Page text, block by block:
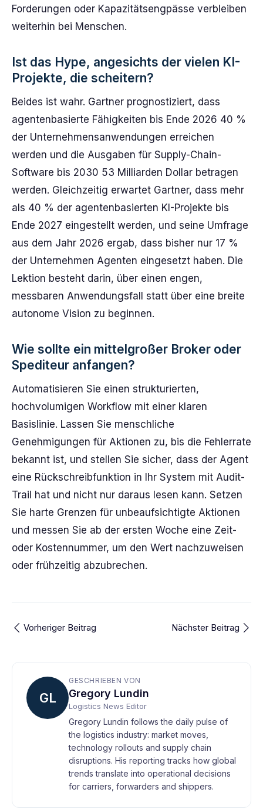
Forderungen oder Kapazitätsengpässe verbleiben
weiterhin bei Menschen.
Ist das Hype, angesichts der vielen KI-
Projekte, die scheitern?
Beides ist wahr. Gartner prognostiziert, dass
agentenbasierte Fähigkeiten bis Ende 2026 40 %
der Unternehmensanwendungen erreichen
werden und die Ausgaben für Supply-Chain-
Software bis 2030 53 Milliarden Dollar betragen
werden. Gleichzeitig erwartet Gartner, dass mehr
als 40 % der agentenbasierten KI-Projekte bis
Ende 2027 eingestellt werden, und seine Umfrage
aus dem Jahr 2026 ergab, dass bisher nur 17 %
der Unternehmen Agenten eingesetzt haben. Die
Lektion besteht darin, über einen engen,
messbaren Anwendungsfall statt über eine breite
autonome Vision zu beginnen.
Wie sollte ein mittelgroßer Broker oder
Spediteur anfangen?
Automatisieren Sie einen strukturierten,
hochvolumigen Workflow mit einer klaren
Basislinie. Lassen Sie menschliche
Genehmigungen für Aktionen zu, bis die Fehlerrate
bekannt ist, und stellen Sie sicher, dass der Agent
eine Rückschreibfunktion in Ihr System mit Audit-
Trail hat und nicht nur daraus lesen kann. Setzen
Sie harte Grenzen für unbeaufsichtigte Aktionen
und messen Sie ab der ersten Woche eine Zeit-
oder Kostennummer, um den Wert nachzuweisen
oder frühzeitig abzubrechen.
Vorheriger Beitrag Nächster Beitrag
GL
GESCHRIEBEN VON
Gregory Lundin
Logistics News Editor
Gregory Lundin follows the daily pulse of
the logistics industry: market moves,
technology rollouts and supply chain
disruptions. His reporting tracks how global
trends translate into operational decisions
for carriers, forwarders and shippers.